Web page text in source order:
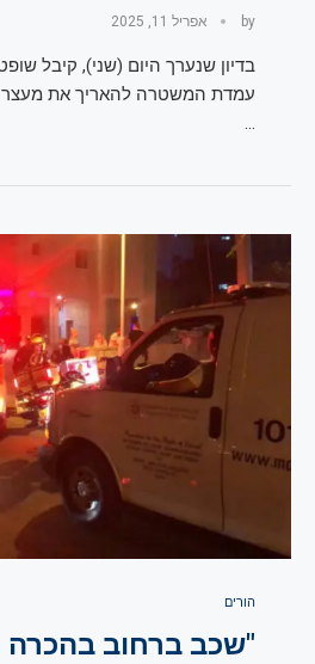
by אפריל 11, 2025
בדיון שנערך היום (שני), קיבל
עמדת המשטרה להאריך את מעצרו
…
הורים
"שכב ברחוב בהכרה